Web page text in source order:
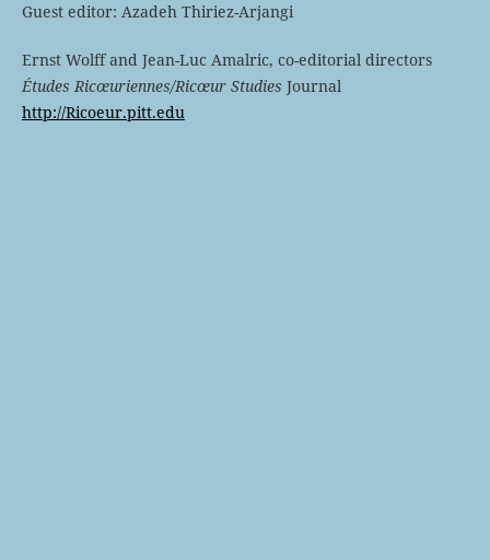
Guest editor: Azadeh Thiriez-Arjangi
Ernst Wolff and Jean-Luc Amalric, co-editorial directors
Études Ricœuriennes/Ricœur Studies Journal
http://Ricoeur.pitt.edu